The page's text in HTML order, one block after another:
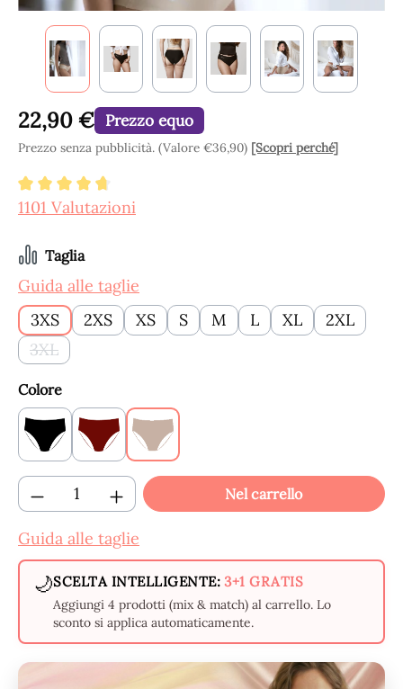
22,90 € Prezzo equo
Prezzo senza pubblicità. (Valore €36,90) [Scopri perché]
Valutazione media di 4.8 su 5 stelle
1101 Valutazioni
Seleziona
Taglia
Guida alle taglie
3XS
2XS XS S M L XL
2XL
3XL
(Questa opzione non è al momento disponibile.)
Seleziona
Colore
Black Claret Beige
Quantità del prodotto: inserisci la
Nel carrello
Guida alle taglie
🌙SCELTA INTELLIGENTE: 3+1 GRATIS
Aggiungi 4 prodotti (mix & match) al carrello. Lo
sconto si applica automaticamente.